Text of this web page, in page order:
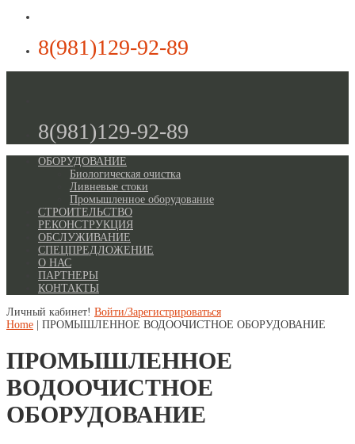
8(981)129-92-89
8(981)129-92-89
ОБОРУДОВАНИЕ
Биологическая очистка
Ливневые стоки
Промышленное оборудование
СТРОИТЕЛЬСТВО
РЕКОНСТРУКЦИЯ
ОБСЛУЖИВАНИЕ
СПЕЦПРЕДЛОЖЕНИЕ
О НАС
ПАРТНЕРЫ
КОНТАКТЫ
Личный кабинет! Войти/Зарегистрироваться
Home | ПРОМЫШЛЕННОЕ ВОДООЧИСТНОЕ ОБОРУДОВАНИЕ
ПРОМЫШЛЕННОЕ
ВОДООЧИСТНОЕ
ОБОРУДОВАНИЕ